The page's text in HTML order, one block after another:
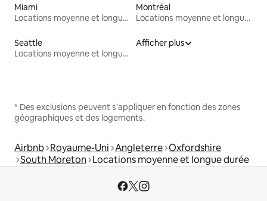
Miami
Locations moyenne et longue durée
Montréal
Locations moyenne et longue durée
Seattle
Locations moyenne et longue durée
Afficher plus
* Des exclusions peuvent s'appliquer en fonction des zones
géographiques et des logements.
Airbnb Royaume-Uni Angleterre Oxfordshire
South Moreton Locations moyenne et longue durée